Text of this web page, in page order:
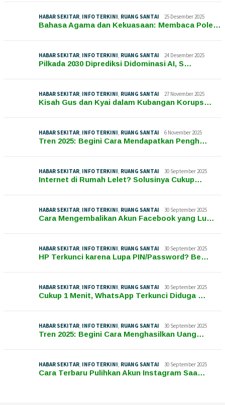
HABAR SEKITAR, INFO TERKINI, RUANG SANTAI 25 Desember 2025
Bahasa Agama dan Kekuasaan: Membaca Pole…
HABAR SEKITAR, INFO TERKINI, RUANG SANTAI 24 Desember 2025
Pilkada 2030 Diprediksi Didominasi AI, S…
HABAR SEKITAR, INFO TERKINI, RUANG SANTAI 27 November 2025
Kisah Gus dan Kyai dalam Kubangan Korups…
HABAR SEKITAR, INFO TERKINI, RUANG SANTAI 6 November 2025
Tren 2025: Begini Cara Mendapatkan Pengh…
HABAR SEKITAR, INFO TERKINI, RUANG SANTAI 30 September 2025
Internet di Rumah Lelet? Solusinya Cukup…
HABAR SEKITAR, INFO TERKINI, RUANG SANTAI 30 September 2025
Cara Mengembalikan Akun Facebook yang Lu…
HABAR SEKITAR, INFO TERKINI, RUANG SANTAI 30 September 2025
HP Terkunci karena Lupa PIN/Password? Be…
HABAR SEKITAR, INFO TERKINI, RUANG SANTAI 30 September 2025
Cukup 1 Menit, WhatsApp Terkunci Diduga …
HABAR SEKITAR, INFO TERKINI, RUANG SANTAI 30 September 2025
Tren 2025: Begini Cara Menghasilkan Uang…
HABAR SEKITAR, INFO TERKINI, RUANG SANTAI 30 September 2025
Cara Terbaru Pulihkan Akun Instagram Saa…